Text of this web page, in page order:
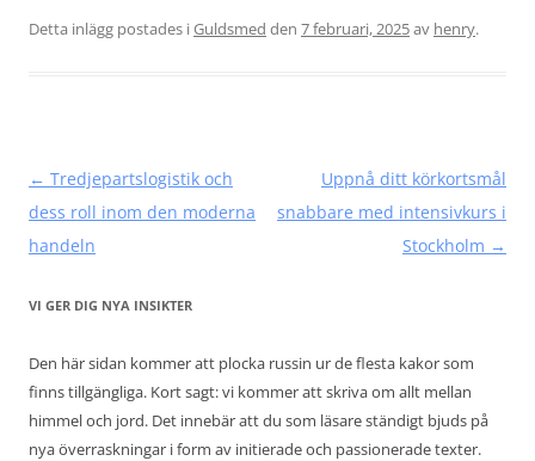
Detta inlägg postades iGuldsmed den 7 februari, 2025av henry.
Inläggsnavigering
← Tredjepartslogistik och
dess roll inom den moderna
handeln
Uppnå ditt körkortsmål
snabbare med intensivkurs i
Stockholm →
VI GER DIG NYA INSIKTER
Den här sidan kommer att plocka russin ur de flesta kakor som
finns tillgängliga. Kort sagt: vi kommer att skriva om allt mellan
himmel och jord. Det innebär att du som läsare ständigt bjuds på
nya överraskningar i form av initierade och passionerade texter.